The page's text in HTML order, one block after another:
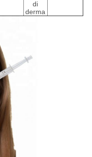
di
derma